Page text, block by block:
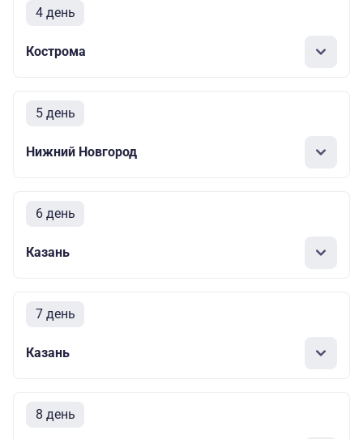
4 день
Кострома
5 день
Нижний Новгород
6 день
Казань
7 день
Казань
8 день